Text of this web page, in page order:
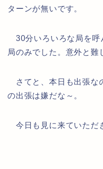
ターンが無いです。
30分いろいろな局を呼
局のみでした。意外と難
さてと、本日も出張な
の出張は嫌だな～。
今日も見に来ていただ